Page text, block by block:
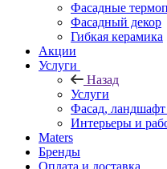
Фасадные
Фасадный декор
Гибкая керамика
Акции
Услуги
Назад
Услуги
Фасад, ландшафт
Интерьеры и
Maters
Бренды
Оплата и доставка